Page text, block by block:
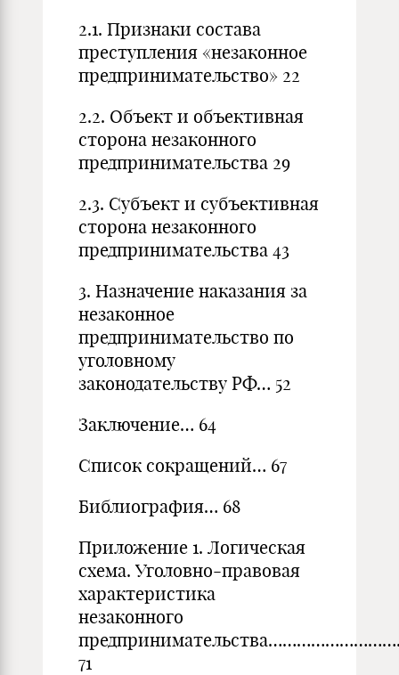
2.1. Признаки состава
преступления «незаконное
предпринимательство» 22
2.2. Объект и объективная
сторона незаконного
предпринимательства 29
2.3. Субъект и субъективная
сторона незаконного
предпринимательства 43
3. Назначение наказания за
незаконное
предпринимательство по
уголовному
законодательству РФ… 52
Заключение… 64
Список сокращений… 67
Библиография… 68
Приложение 1. Логическая
схема. Уголовно-правовая
характеристика
незаконного
71